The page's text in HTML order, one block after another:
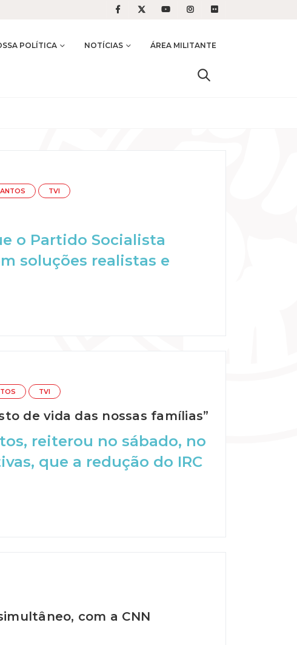
POLÍTICA NOTÍCIAS ÁREA MILITANTE
TVI
o Partido Socialista
soluções realistas e
TVI
de vida das nossas famílias”
reiterou no sábado, no
que a redução do IRC
com a CNN